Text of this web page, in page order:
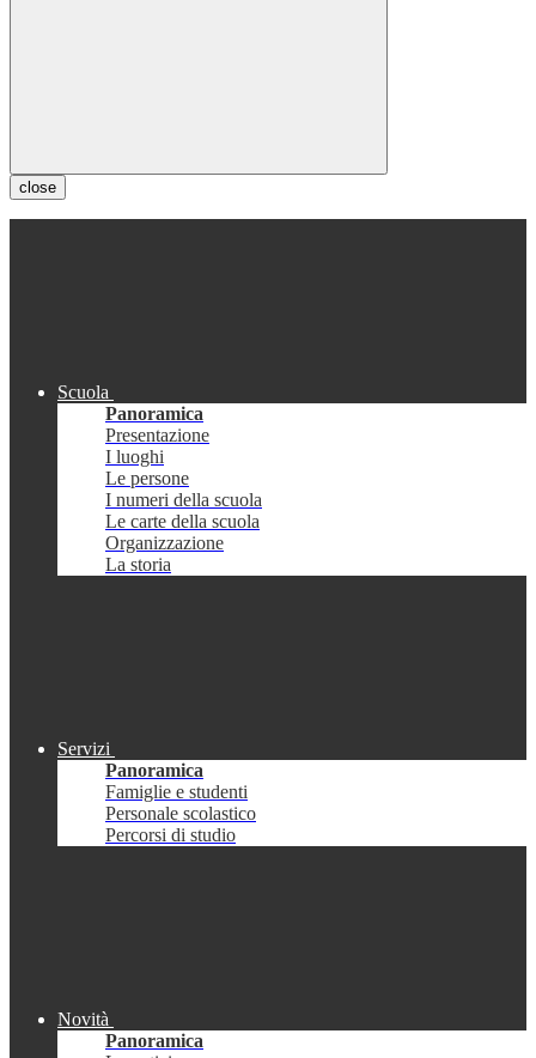
close
Scuola
Panoramica
Presentazione
I luoghi
Le persone
I numeri della scuola
Le carte della scuola
Organizzazione
La storia
Servizi
Panoramica
Famiglie e studenti
Personale scolastico
Percorsi di studio
Novità
Panoramica